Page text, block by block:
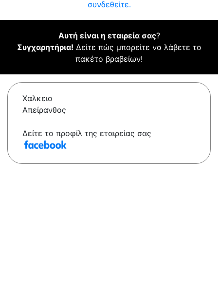
συνδεθείτε.
Αυτή είναι η εταιρεία σας?
Συγχαρητήρια! Δείτε πώς μπορείτε να λάβετε το
πακέτο βραβείων!
Χαλκειο
Απείρανθος
Δείτε το προφίλ της εταιρείας σας